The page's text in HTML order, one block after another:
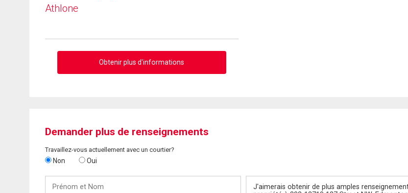
Athlone
Obtenir plus d'informations
Demander plus de renseignements
Travaillez-vous actuellement avec un courtier?
Non Oui